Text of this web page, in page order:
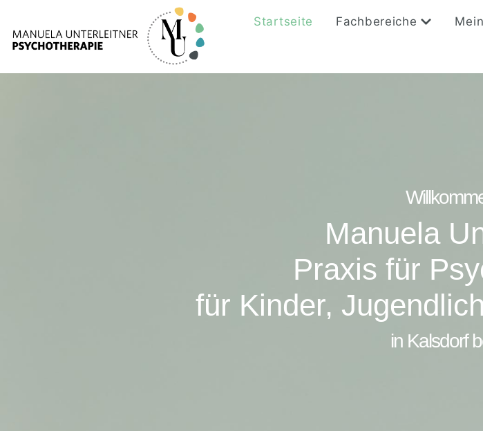
Startseite Fachbereiche
Manuela
Praxis für
für Kinder,
in Kalsdorf